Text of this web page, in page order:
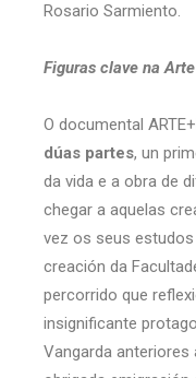
Rosario Sarmiento.
Figuras clave na
O documental
dúas partes, un
da vida e a obra de
chegar a aquelas
vez os seus
creación da
percorrido que
insignificante
Vangarda anteriores